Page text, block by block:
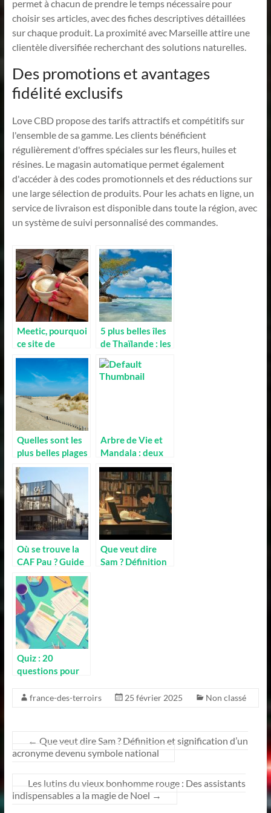
permet à chacun de prendre le temps nécessaire pour
choisir ses articles, avec des fiches descriptives détaillées
sur chaque produit. La proximité avec Marseille attire une
clientèle diversifiée recherchant des solutions naturelles.
Des promotions et avantages
fidélité exclusifs
Love CBD propose des tarifs attractifs et compétitifs sur
l'ensemble de sa gamme. Les clients bénéficient
régulièrement d'offres spéciales sur les fleurs, huiles et
résines. Le magasin automatique permet également
d'accéder à des codes promotionnels et des réductions sur
une large sélection de produits. Pour les achats en ligne, un
service de livraison est disponible dans toute la région, avec
un système de suivi personnalisé des commandes.
Meetic, pourquoi
ce site de
rencontre est-il si
populaire en
France ?
5 plus belles îles
de Thaïlande : les
meilleures
destinations de
vacances.
Quelles sont les
plus belles plages
autour de
Montpellier ?
Arbre de Vie et
Mandala : deux
images a la
symbolique tres
forte
Où se trouve la
CAF Pau ? Guide
complet des
antennes CAF du
Béarn
Que veut dire
Sam ? Définition
Quiz : 20
questions pour
connaissances
france-des-terroirs 25 février 2025 Non classé
← Que veut dire Sam ? Définition et signification d’un
acronyme devenu symbole national
Les lutins du vieux bonhomme rouge : Des assistants
indispensables a la magie de Noel →